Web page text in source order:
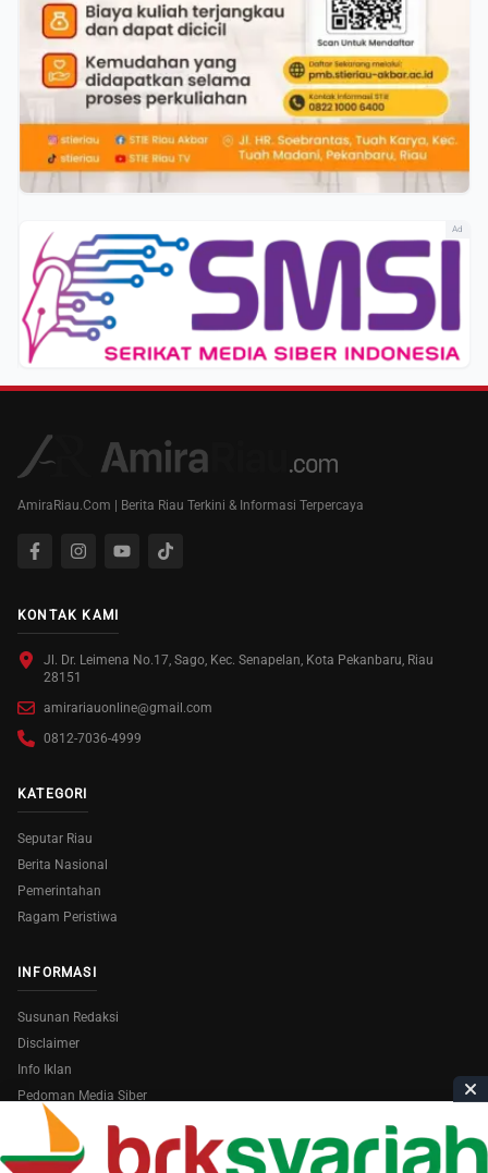
Ad
AmiraRiau.Com | Berita Riau Terkini & Informasi Terpercaya
KONTAK KAMI
Jl. Dr. Leimena No.17, Sago, Kec. Senapelan, Kota Pekanbaru, Riau
28151
amirariauonline@gmail.com
0812-7036-4999
KATEGORI
Seputar Riau
Berita Nasional
Pemerintahan
Ragam Peristiwa
INFORMASI
Susunan Redaksi
Disclaimer
Info Iklan
Pedoman Media Siber